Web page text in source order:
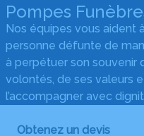
Pompes
Nos équipes vous aident
personne défunte de
à perpétuer son souvenir
volontés, de ses valeurs
l’accompagner avec
Obtenez un devis